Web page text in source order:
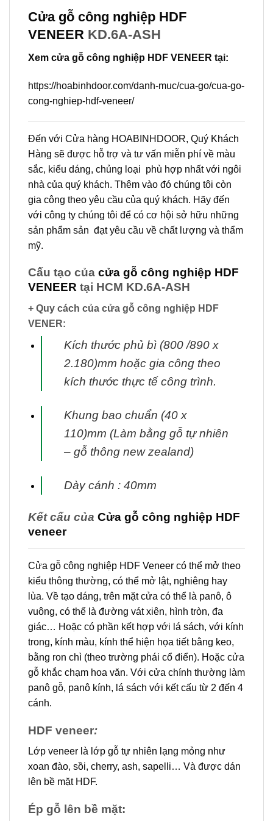
Cửa gỗ công nghiệp HDF
VENEER KD.6A-ASH
Xem cửa gỗ công nghiệp HDF VENEER tại:
https://hoabinhdoor.com/danh-muc/cua-go/cua-go-
cong-nghiep-hdf-veneer/
Đến với Cửa hàng HOABINHDOOR, Quý Khách
Hàng sẽ được hỗ trợ và tư vấn miễn phí về màu
sắc, kiểu dáng, chủng loại phù hợp nhất với ngôi
nhà của quý khách. Thêm vào đó chúng tôi còn
gia công theo yêu cầu của quý khách. Hãy đến
với công ty chúng tôi để có cơ hội sở hữu những
sản phẩm sản đạt yêu cầu về chất lượng và thẩm
mỹ.
Cấu tạo của cửa gỗ công nghiệp HDF
VENEER tại HCM KD.6A-ASH
+ Quy cách của cửa gỗ công nghiệp HDF
VENER:
Kích thước phủ bì (800 /890 x
2.180)mm hoặc gia công theo
kích thước thực tế công trình.
Khung bao chuẩn (40 x
110)mm (Làm bằng gỗ tự nhiên
– gỗ thông new zealand)
Dày cánh : 40mm
Kết cấu của Cửa gỗ công nghiệp HDF
veneer
Cửa gỗ công nghiệp HDF Veneer có thể mở theo
kiểu thông thường, có thể mở lật, nghiêng hay
lùa. Về tạo dáng, trên mặt cửa có thể là panô, ô
vuông, có thể là đường vát xiên, hình tròn, đa
giác… Hoặc có phần kết hợp với lá sách, với kính
trong, kính màu, kính thể hiện họa tiết bằng keo,
bằng ron chì (theo trường phái cổ điển). Hoặc cửa
gỗ khắc chạm hoa văn. Với cửa chính thường làm
panô gỗ, panô kính, lá sách với kết cấu từ 2 đến 4
cánh.
HDF veneer:
Lớp veneer là lớp gỗ tự nhiên lạng mỏng như
xoan đào, sồi, cherry, ash, sapelli… Và được dán
lên bề mặt HDF.
Ép gỗ lên bề mặt: